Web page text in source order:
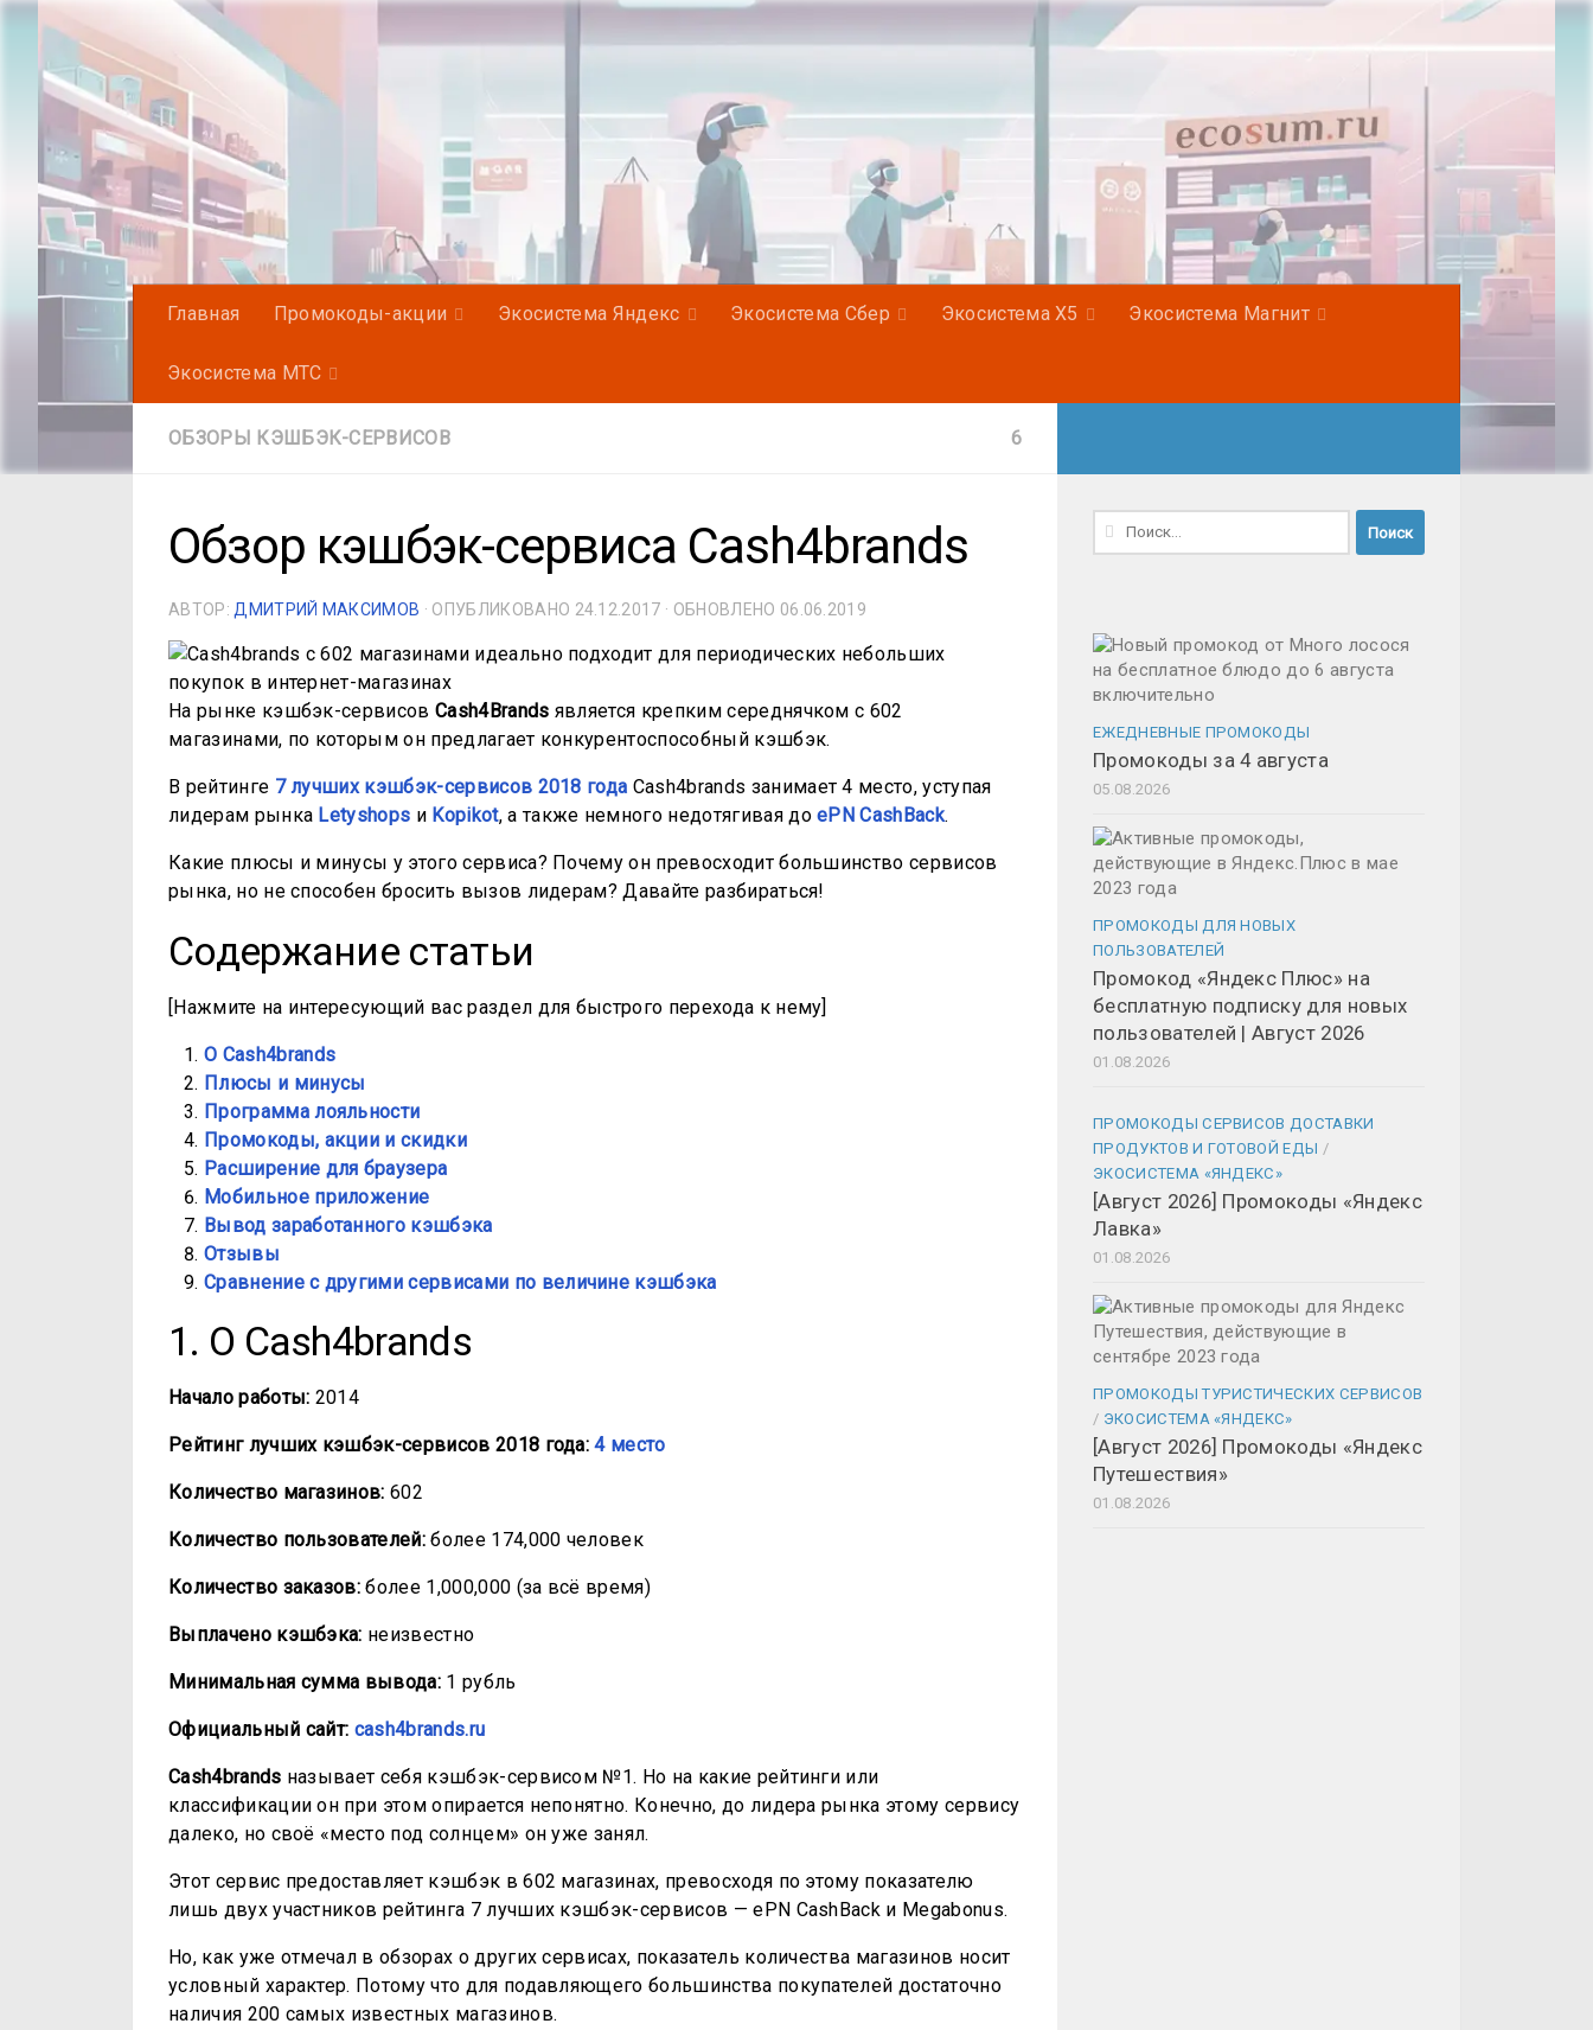
Под записью
Главная Промокоды-акции Экосистема Яндекс Экосистема Сбер Экосистема Х5 Экосистема Магнит
Экосистема МТС
ОБЗОРЫ КЭШБЭК-СЕРВИСОВ 6
Обзор кэшбэк-сервиса Cash4brands
АВТОР: ДМИТРИЙ МАКСИМОВ · ОПУБЛИКОВАНО 24.12.2017 · ОБНОВЛЕНО 06.06.2019
На рынке кэшбэк-сервисов Cash4Brands является крепким середнячком с 602
магазинами, по которым он предлагает конкурентоспособный кэшбэк.
В рейтинге 7 лучших кэшбэк-сервисов 2018 года Cash4brands занимает 4 место, уступая
лидерам рынка Letyshops и Kopikot, а также немного недотягивая доePN CashBack.
Какие плюсы и минусы у этого сервиса? Почему он превосходит большинство сервисов
рынка, но не способен бросить вызов лидерам? Давайте разбираться!
Содержание статьи
[Нажмите на интересующий вас раздел для быстрого перехода к нему]
О Cash4brands
Плюсы и минусы
Программа лояльности
Промокоды, акции и скидки
Расширение для браузера
Мобильное приложение
Вывод заработанного кэшбэка
Отзывы
Сравнение с другими сервисами по величине кэшбэка
1. О Cash4brands
Начало работы: 2014
Рейтинг лучших кэшбэк-сервисов 2018 года: 4 место
Количество магазинов: 602
Количество пользователей: более 174,000 человек
Количество заказов: более 1,000,000 (за всё время)
Выплачено кэшбэка: неизвестно
Минимальная сумма вывода: 1 рубль
Официальный сайт: саsh4brаnds.ru
Cash4brands называет себя кэшбэк-сервисом №1. Но на какие рейтинги или
классификации он при этом опирается непонятно. Конечно, до лидера рынка этому сервису
далеко, но своё «место под солнцем» он уже занял.
Этот сервис предоставляет кэшбэк в 602 магазинах, превосходя по этому показателю
лишь двух участников рейтинга 7 лучших кэшбэк-сервисов — ePN CashBack и Megabonus.
Но, как уже отмечал в обзорах о других сервисах, показатель количества магазинов носит
условный характер. Потому что для подавляющего большинства покупателей достаточно
наличия 200 самых известных магазинов.
Найти:
ЕЖЕДНЕВНЫЕ ПРОМОКОДЫ
Промокоды за 4 августа
05.08.2026
ПРОМОКОДЫ ДЛЯ НОВЫХ
ПОЛЬЗОВАТЕЛЕЙ
Промокод «Яндекс Плюс» на
бесплатную подписку для новых
пользователей | Август 2026
01.08.2026
ПРОМОКОДЫ СЕРВИСОВ ДОСТАВКИ
ПРОДУКТОВ И ГОТОВОЙ ЕДЫ /
ЭКОСИСТЕМА «ЯНДЕКС»
[Август 2026] Промокоды «Яндекс
Лавка»
01.08.2026
ПРОМОКОДЫ ТУРИСТИЧЕСКИХ СЕРВИСОВ
/ ЭКОСИСТЕМА «ЯНДЕКС»
[Август 2026] Промокоды «Яндекс
Путешествия»
01.08.2026